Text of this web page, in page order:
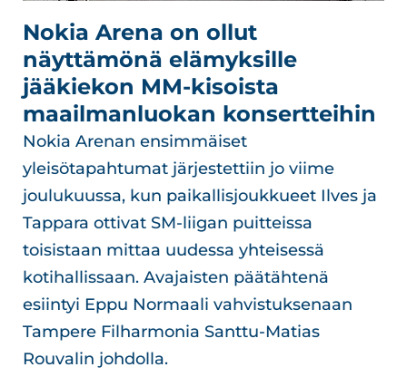
Nokia Arena on ollut
näyttämönä elämyksille
jääkiekon MM-kisoista
maailmanluokan konsertteihin
Nokia Arenan ensimmäiset
yleisötapahtumat järjestettiin jo viime
joulukuussa, kun paikallisjoukkueet Ilves ja
Tappara ottivat SM-liigan puitteissa
toisistaan mittaa uudessa yhteisessä
kotihallissaan. Avajaisten päätähtenä
esiintyi Eppu Normaali vahvistuksenaan
Tampere Filharmonia Santtu-Matias
Rouvalin johdolla.